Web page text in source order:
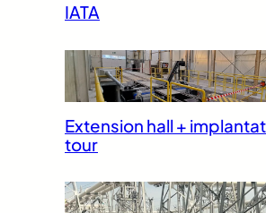
IATA
Extension hall +
tour